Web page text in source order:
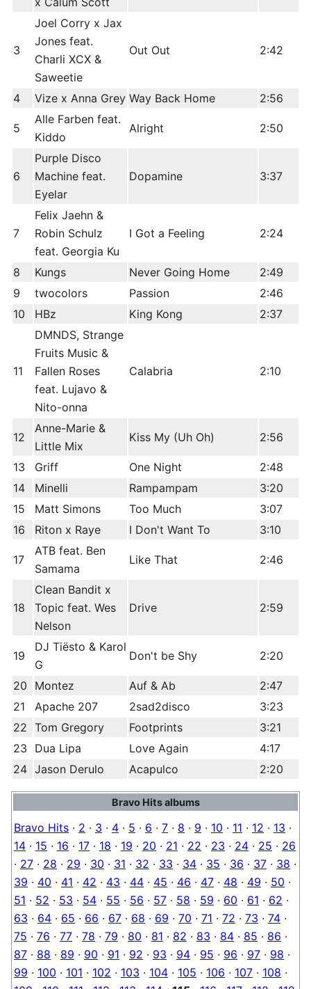
3
Joel Corry x Jax
Jones feat.
Charli XCX &
Saweetie
Out Out 2:42
4 Vize x Anna Grey Way Back Home 2:56
5
Alle Farben feat.
Kiddo
Alright 2:50
6
Purple Disco
Machine feat.
Eyelar
Dopamine 3:37
7
Felix Jaehn &
Robin Schulz
feat. Georgia Ku
I Got a Feeling 2:24
8 Kungs Never Going Home
2:49
9
twocolors Passion
2:46
10
HBz King Kong 2:37
11
DMNDS, Strange
Fruits Music &
Fallen Roses
feat. Lujavo &
Nito-onna
Calabria 2:10
12
Anne-Marie &
Little Mix
Kiss My (Uh Oh) 2:56
13 Griff One Night
2:48
14
Minelli Rampampam
3:20
15
Matt Simons Too Much
3:07
16
Riton x Raye I Don't Want To 3:10
17
ATB feat. Ben
Samama
Like That 2:46
18
Clean Bandit x
Topic feat. Wes
Nelson
Drive 2:59
19
DJ Tiësto & Karol
G
Don't be Shy 2:20
20 Montez Auf & Ab
2:47
21
Apache 207 2sad2disco
3:23
22 Tom Gregory Footprints
3:21
23
Dua Lipa Love Again
4:17
24 Jason Derulo Acapulco 2:20
Bravo Hits albums
Bravo Hits · 2 · 3 · 4 · 5 · 6 · 7 · 8 · 9 · 10 · 11 · 12 · 13 ·
14 · 15 · 16 · 17 · 18 · 19 · 20 · 21 · 22 · 23 · 24 · 25 · 26
· 27 · 28 · 29 · 30 · 31 · 32 · 33 · 34 · 35 · 36 · 37 · 38 ·
39 · 40 · 41 · 42 · 43 · 44 · 45 · 46 · 47 · 48 · 49 · 50 ·
51 · 52 · 53 · 54 · 55 · 56 · 57 · 58 · 59 · 60 · 61 · 62 ·
63 · 64 · 65 · 66 · 67 · 68 · 69 · 70 · 71 · 72 · 73 · 74 ·
75 · 76 · 77 · 78 · 79 · 80 · 81 · 82 · 83 · 84 · 85 · 86 ·
87 · 88 · 89 · 90 · 91 · 92 · 93 · 94 · 95 · 96 · 97 · 98 ·
99 · 100 · 101 · 102 · 103 · 104 · 105 · 106 · 107 · 108 ·